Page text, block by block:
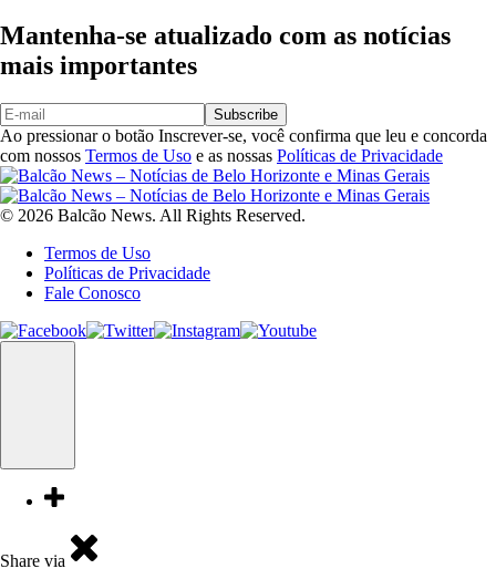
Mantenha-se atualizado com as notícias
mais importantes
Subscribe
Ao pressionar o botão Inscrever-se, você confirma que leu e concorda
com nossos Termos de Uso e as nossas Políticas de Privacidade
© 2026 Balcão News. All Rights Reserved.
Termos de Uso
Políticas de Privacidade
Fale Conosco
Share via